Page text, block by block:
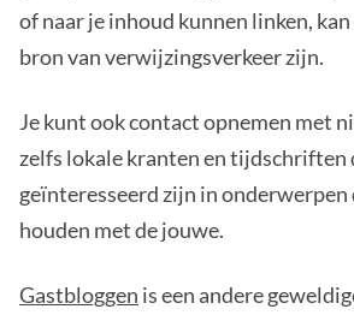
of naar je inhoud kunnen linken,
bron van verwijzingsverkeer zijn.
Je kunt ook contact opnemen met
zelfs lokale kranten en tijdschriften
geïnteresseerd zijn in onderwerpen
houden met de jouwe.
Gastbloggen is een andere